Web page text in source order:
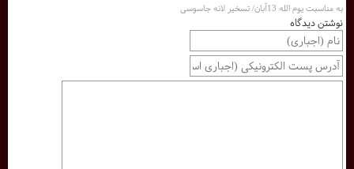
به مناسبت یوم الله 13آبان/ تسخیر لانه جاسوسی
نوشتن دیدگاه